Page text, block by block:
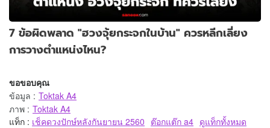
7 ข้อผิดพลาด "ฮวงจุ้ยกระจกในบ้าน" ควรหลีกเลี่ยง
การวางตำแหน่งไหน?
ขอขอบคุณ
ข้อมูล : Toktak A4
ภาพ : Toktak A4
แท็ก : เช็คดวงปักษ์หลังกันยายน 2560 ต๊อกแต๊ก a4 ดูแท็กทั้งหมด